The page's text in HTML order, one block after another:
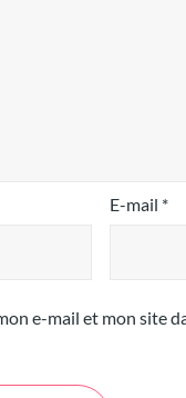
E-mail *
e-mail et mon site